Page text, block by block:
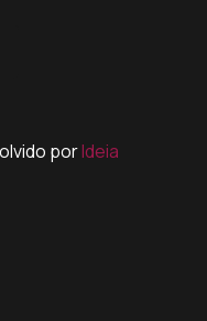
porIdeia